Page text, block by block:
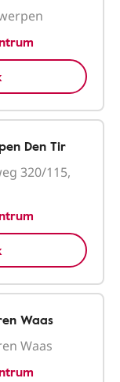
Den Tir
320/115,
Waas
Waas